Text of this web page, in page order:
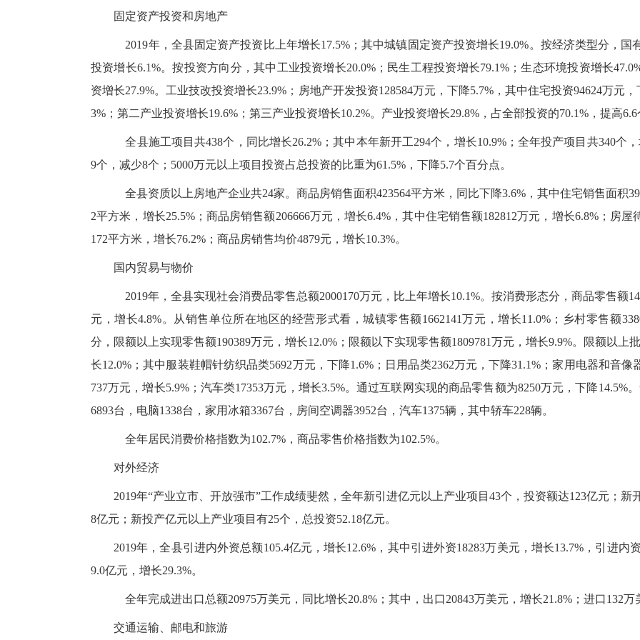
固定资产投资和房地产
2019年，全县固定资产投资比上年增长17.5%；其中城镇固定资产投资增长19.0%。按经济类型分，国
投资增长6.1%。按投资方向分，其中工业投资增长20.0%；民生工程投资增长79.1%；生态环境投资增长
资增长27.9%。工业技改投资增长23.9%；房地产开发投资128584万元，下降5.7%，其中住宅投资94624万元
3%；第二产业投资增长19.6%；第三产业投资增长10.2%。产业投资增长29.8%，占全部投资的70.1%，提高
全县施工项目共438个，同比增长26.2%；其中本年新开工294个，增长10.9%；全年投产项目共340个
9个，减少8个；5000万元以上项目投资占总投资的比重为61.5%，下降5.7个百分点。
全县资质以上房地产企业共24家。商品房销售面积423564平方米，同比下降3.6%，其中住宅销售面积
2平方米，增长25.5%；商品房销售额206666万元，增长6.4%，其中住宅销售额182812万元，增长6.8%；房
172平方米，增长76.2%；商品房销售均价4879元，增长10.3%。
国内贸易与物价
2019年，全县实现社会消费品零售总额2000170万元，比上年增长10.1%。按消费形态分，商品零售额
元，增长4.8%。从销售单位所在地区的经营形式看，城镇零售额1662141万元，增长11.0%；乡村零售额
分，限额以上实现零售额190389万元，增长12.0%；限额以下实现零售额1809781万元，增长9.9%。限额以上
长12.0%；其中服装鞋帽针纺织品类5692万元，下降1.6%；日用品类2362万元，下降31.1%；家用电器和音像
737万元，增长5.9%；汽车类17353万元，增长3.5%。通过互联网实现的商品零售额为8250万元，下降
6893台，电脑1338台，家用冰箱3367台，房间空调器3952台，汽车1375辆，其中轿车228辆。
全年居民消费价格指数为102.7%，商品零售价格指数为102.5%。
对外经济
2019年“产业立市、开放强市”工作成绩斐然，全年新引进亿元以上产业项目43个，投资额达123亿元；
8亿元；新投产亿元以上产业项目有25个，总投资52.18亿元。
2019年，全县引进内外资总额105.4亿元，增长12.6%，其中引进外资18283万美元，增长13.7%，引进内
9.0亿元，增长29.3%。
全年完成进出口总额20975万美元，同比增长20.8%；其中，出口20843万美元，增长21.8%；进口132万
交通运输、邮电和旅游